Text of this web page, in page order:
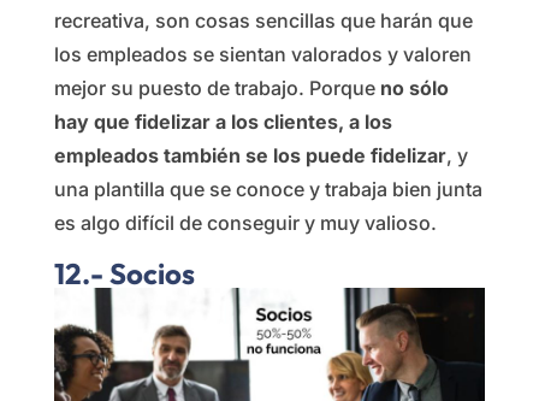
recreativa, son cosas sencillas que harán que
los empleados se sientan valorados y valoren
mejor su puesto de trabajo. Porque no sólo
hay que fidelizar a los clientes, a los
empleados también se los puede fidelizar, y
una plantilla que se conoce y trabaja bien junta
es algo difícil de conseguir y muy valioso.
12.- Socios